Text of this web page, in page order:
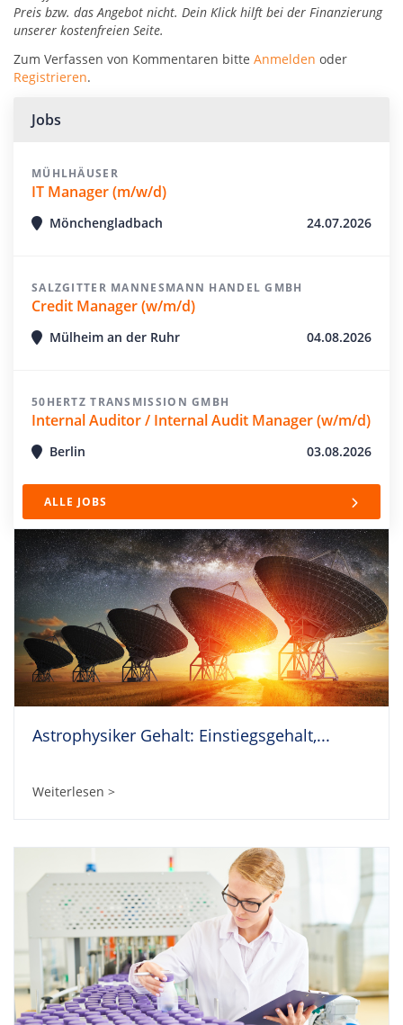
Preis bzw. das Angebot nicht. Dein Klick hilft bei der Finanzierung
unserer kostenfreien Seite.
Zum Verfassen von Kommentaren bitte Anmelden oder
Registrieren.
Jobs
MÜHLHÄUSER
IT Manager (m/w/d)
Mönchengladbach 24.07.2026
SALZGITTER MANNESMANN HANDEL GMBH
Credit Manager (w/m/d)
Mülheim an der Ruhr 04.08.2026
50HERTZ TRANSMISSION GMBH
Internal Auditor / Internal Audit Manager (w/m/d)
Berlin 03.08.2026
ALLE JOBS
Astrophysiker Gehalt: Einstiegsgehalt,...
Weiterlesen >